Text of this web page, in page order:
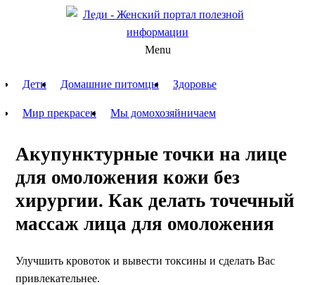
Menu
Дети Домашние питомцы Здоровье
Мир прекрасен Мы домохозяйничаем
Акупунктурные точки на лице
для омоложения кожи без
хирургии. Как делать точечный
массаж лица для омоложения
Улучшить кровоток и вывести токсины и сделать Вас
привлекательнее.